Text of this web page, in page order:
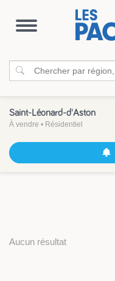
Ouvrir
Saint-Léonard-d'Aston
À vendre • Résidentiel
Aucun résultat